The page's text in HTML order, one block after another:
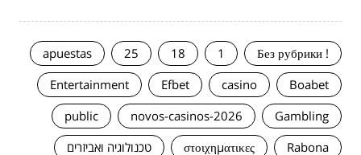
! Без рубрики
1
18
25
apuestas
Boabet
casino
Efbet
Entertainment
Gambling
novos-casinos-2026
public
Rabona
στοιχηματικες טכנולוגיה ואביזרים